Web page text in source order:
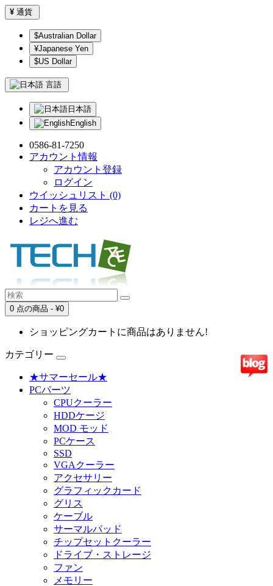
¥ 通貨
$Australian Dollar
¥Japanese Yen
$US Dollar
言語
日本語
English
0586-81-7250
アカウント情報
アカウント登録
ログイン
ウイッシュリスト (0)
カートを見る
レジへ進む
0 点の商品 - ¥0
ショッピングカートに商品はありません!
カテゴリー
★サマーセール★
PCパーツ
CPUクーラー
HDDケージ
MOD モッド
PCケース
SSD
VGAクーラー
アクセサリー
グラフィックカード
グリス
ケーブル
サーマルパッド
チップセットクーラー
ドライブ・ストレージ
ファン
メモリー